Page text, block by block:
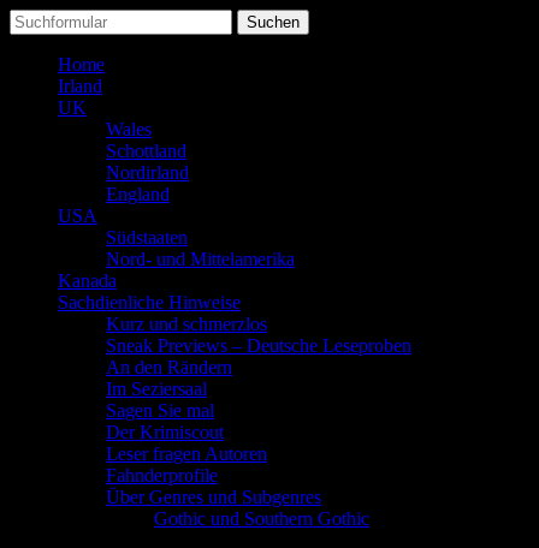
Suchen
nach:
Home
Irland
UK
Wales
Schottland
Nordirland
England
USA
Südstaaten
Nord- und Mittelamerika
Kanada
Sachdienliche Hinweise
Kurz und schmerzlos
Sneak Previews – Deutsche Leseproben
An den Rändern
Im Seziersaal
Sagen Sie mal
Der Krimiscout
Leser fragen Autoren
Fahnderprofile
Über Genres und Subgenres
Gothic und Southern Gothic